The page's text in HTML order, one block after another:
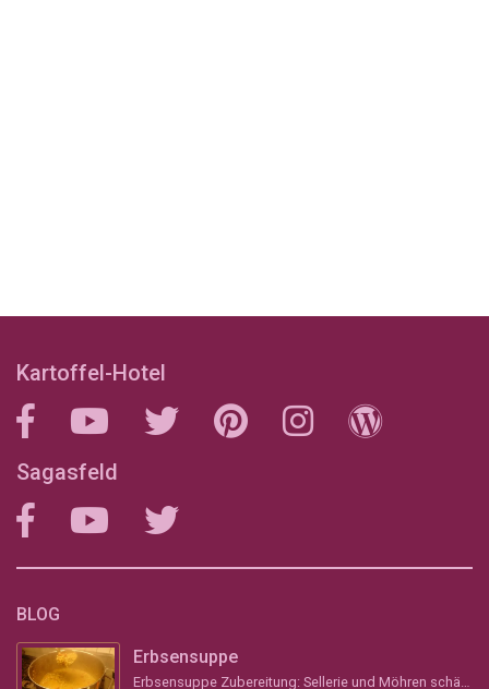
Kartoffel-Hotel
Sagasfeld
BLOG
Erbsensuppe